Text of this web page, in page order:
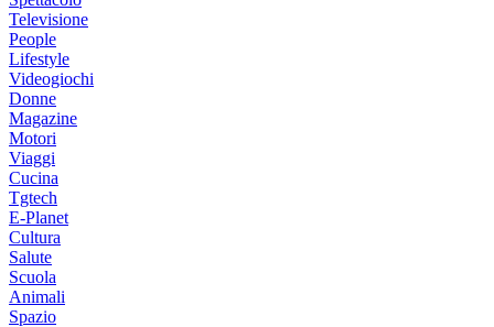
Televisione
People
Lifestyle
Videogiochi
Donne
Magazine
Motori
Viaggi
Cucina
Tgtech
E-Planet
Cultura
Salute
Scuola
Animali
Spazio